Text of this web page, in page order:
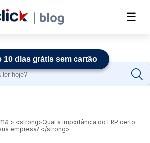
☰
> <strong>Qual a importância do ERP certo
empresa? </strong>
10 dias grátis sem cartão